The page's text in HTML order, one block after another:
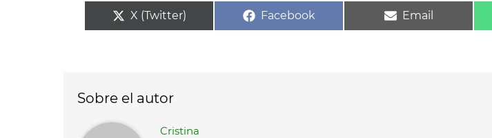
Compartir
X (Twitter)
Compartir
Facebook
Compartir
Email
Sobre el autor
Cristina